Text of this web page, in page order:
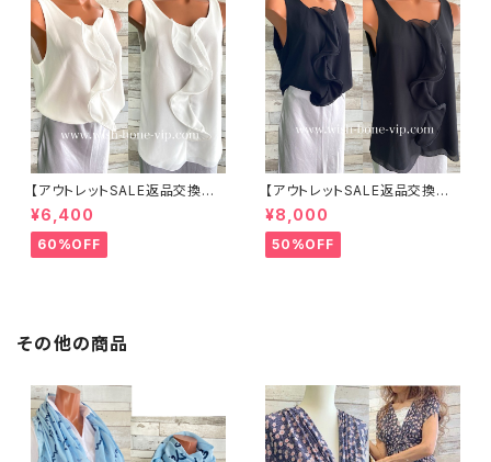
【アウトレットSALE返品交換不
可8/20まで】イタリア製 CASA
DEILUCA ITALY｜前フリル＆B
IGフリルトップス /ホワイト
¥6,400
60%OFF
【アウトレットSALE返品交換不
可8/20まで】イタリア製 CASA
DEILUCA ITALY｜前フリル＆B
IGフリルトップス /ブラック
¥8,000
50%OFF
その他の商品